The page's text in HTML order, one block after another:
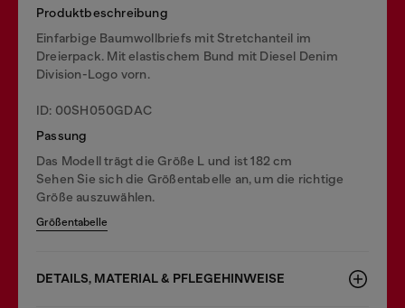
Produktbeschreibung
Einfarbige Baumwollbriefs mit Stretchanteil im
Dreierpack. Mit elastischem Bund mit Diesel Denim
Division-Logo vorn.
ID: 00SH050GDAC
Passung
Das Modell trägt die Größe L und ist 182 cm
Sehen Sie sich die Größentabelle an, um die richtige
Größe auszuwählen.
Größentabelle
DETAILS, MATERIAL & PFLEGEHINWEISE